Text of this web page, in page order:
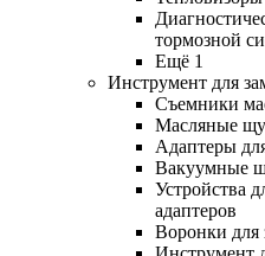
тормозной
Ещё 1
Инструмент для
Съемники
Масляные
Адаптеры
Вакуумные
Устройства
адаптеров
Воронки для